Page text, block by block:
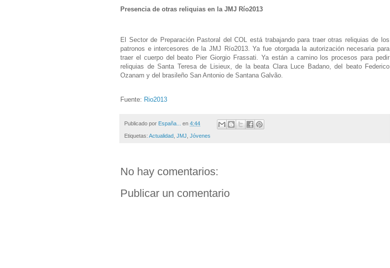
Presencia de otras reliquias en la JMJ Río2013
El Sector de Preparación Pastoral del COL está trabajando para traer otras reliquias de los
patronos e intercesores de la JMJ Río2013. Ya fue otorgada la autorización necesaria para
traer el cuerpo del beato Pier Giorgio Frassati. Ya están a camino los procesos para pedir
reliquias de Santa Teresa de Lisieux, de la beata Clara Luce Badano, del beato Federico
Ozanam y del brasileño San Antonio de Santana Galvão.
Fuente: Rio2013
Publicado por España... en 4:44
Etiquetas: Actualidad JMJ Jóvenes
No hay comentarios:
Publicar un comentario